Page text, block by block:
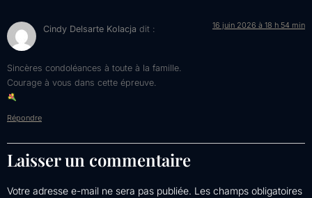
Cindy Delsarte Kolacja dit : 16 juin 2026 à 18 h 54 min
Sincères condoléances à toute à la famille.
Courage à vous dans cette épreuve.
Répondre
Laisser un commentaire
Votre adresse e-mail ne sera pas publiée. Les champs obligatoires